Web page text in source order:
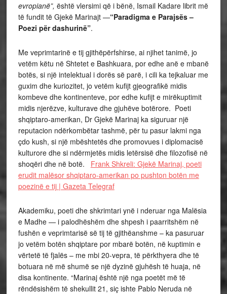
evropianë”, është vlersimi që i bënë, Ismail Kadare librit më
të fundit të Gjekë Marinajt —“Paradigma e Parajsës –
Poezi për dashurinë”.
Me veprimtarinë e tij gjithëpërfshirse, ai njihet tanimë, jo
vetëm këtu në Shtetet e Bashkuara, por edhe anë e mbanë
botës, si një intelektual i dorës së parë, i cili ka tejkaluar me
guxim dhe kuriozitet, jo vetëm kufijt gjeografikë midis
kombeve dhe kontinenteve, por edhe kufijt e mirëkuptimit
midis njerëzve, kulturave dhe gjuhëve botërore. Poeti
shqiptaro-amerikan, Dr Gjekë Marinaj ka siguruar një
reputacion ndërkombëtar tashmë, për tu pasur lakmi nga
çdo kush, si një mbështetës dhe promovues i diplomacisë
kulturore dhe si ndërmjetës midis letërsisë dhe filozofisë në
shoqëri dhe në botë. Frank Shkreli: Gjekë Marinaj, poeti
erudit malësor shqiptaro-amerikan po pushton botën me
poezinë e tij | Gazeta Telegraf
Akademiku, poeti dhe shkrimtari ynë i nderuar nga Malësia
e Madhe — i palodhëshëm dhe shpesh i paarritshëm në
fushën e veprimtarisë së tij të gjithëanshme – ka pasuruar
jo vetëm botën shqiptare por mbarë botën, në kuptimin e
vërtetë të fjalës – me mbi 20-vepra, të përkthyera dhe të
botuara në më shumë se një dyzinë gjuhësh të huaja, në
disa kontinente. “Marinaj është një nga poetët më të
rëndësishëm të shekullit 21, siç ishte Pablo Neruda në